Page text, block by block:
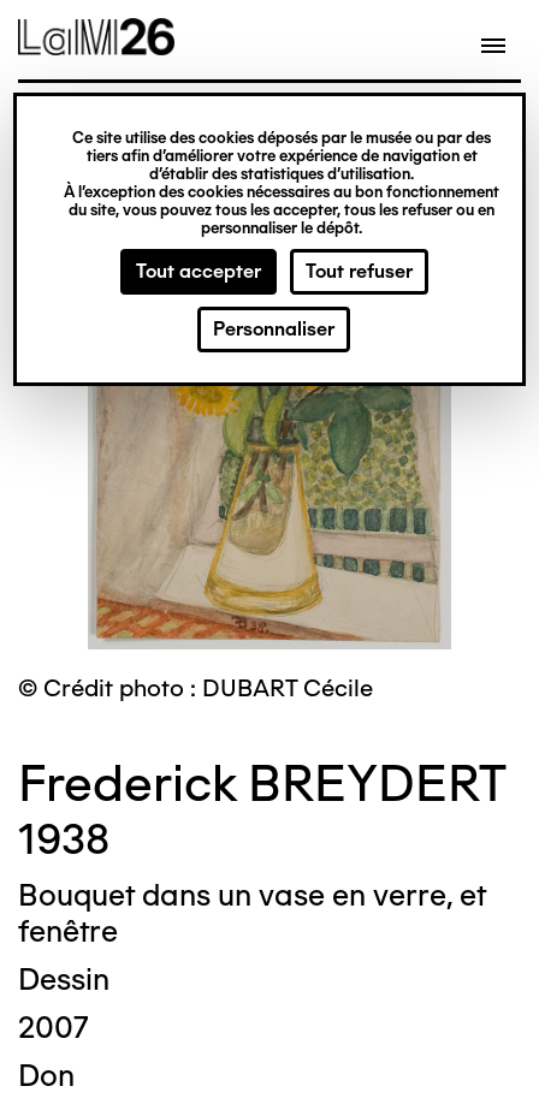
Gestion des cookies
Ce site utilise des cookies déposés par le musée ou par des
tiers afin d’améliorer votre expérience de navigation et
d’établir des statistiques d’utilisation.
À l’exception des cookies nécessaires au bon fonctionnement
du site, vous pouvez tous les accepter, tous les refuser ou en
personnaliser le dépôt.
Tout accepter Tout refuser
Personnaliser
contenu
© Crédit photo : DUBART Cécile
Frederick BREYDERT
1938
Bouquet dans un vase en verre, et
fenêtre
Dessin
2007
Don